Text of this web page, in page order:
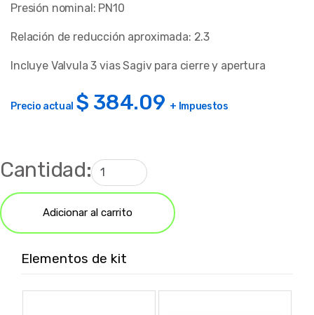
Presión nominal: PN10
Relación de reducción aproximada: 2.3
Incluye Valvula 3 vias Sagiv para cierre y apertura
Precio actual $ 384.09 + Impuestos
Cantidad:
Adicionar al carrito
Elementos de kit